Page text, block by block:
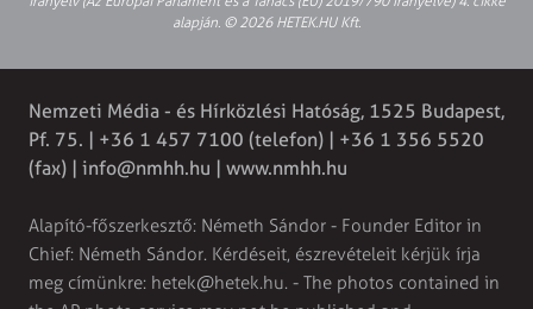
alapján. © 2026 HETEK.HU Kft.
Nemzeti Média - és Hírközlési Hatóság, 1525 Budapest,
Pf. 75. | +36 1 457 7100 (telefon) | +36 1 356 5520
(fax) | info@nmhh.hu | www.nmhh.hu
Alapító-főszerkesztő: Németh Sándor - Founder Editor in
Chief: Németh Sándor. Kérdéseit, észrevételeit kérjük írja
meg címünkre: hetek@hetek.hu. - The photos contained in